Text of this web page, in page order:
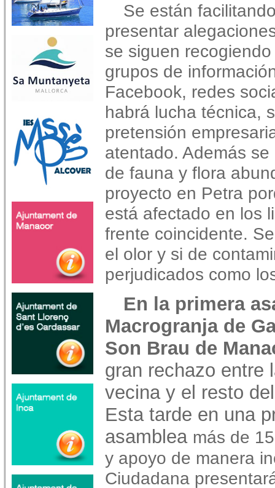
Se están
presentar
se siguen
grupos de
Facebook, redes
habrá lucha técnica,
pretensión
atentado. Además
de fauna y flora
proyecto en Petra
está afectado en los
frente coincidente.
el olor y si de
perjudicados como
En la primera
Macrogranja de
Son Brau de
gran rechazo entre
vecina y el resto
Esta tarde en una
asamblea más de
y apoyo de manera
Ciudadana